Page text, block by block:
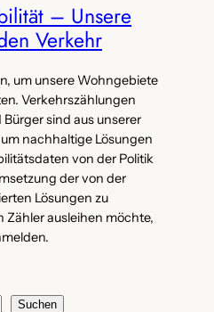
– Unsere
Verkehr
um unsere Wohngebiete
Verkehrszählungen
sind aus unserer
nachhaltige Lösungen
von der Politik
der von der
Lösungen zu
Zähler ausleihen möchte,
Suchen